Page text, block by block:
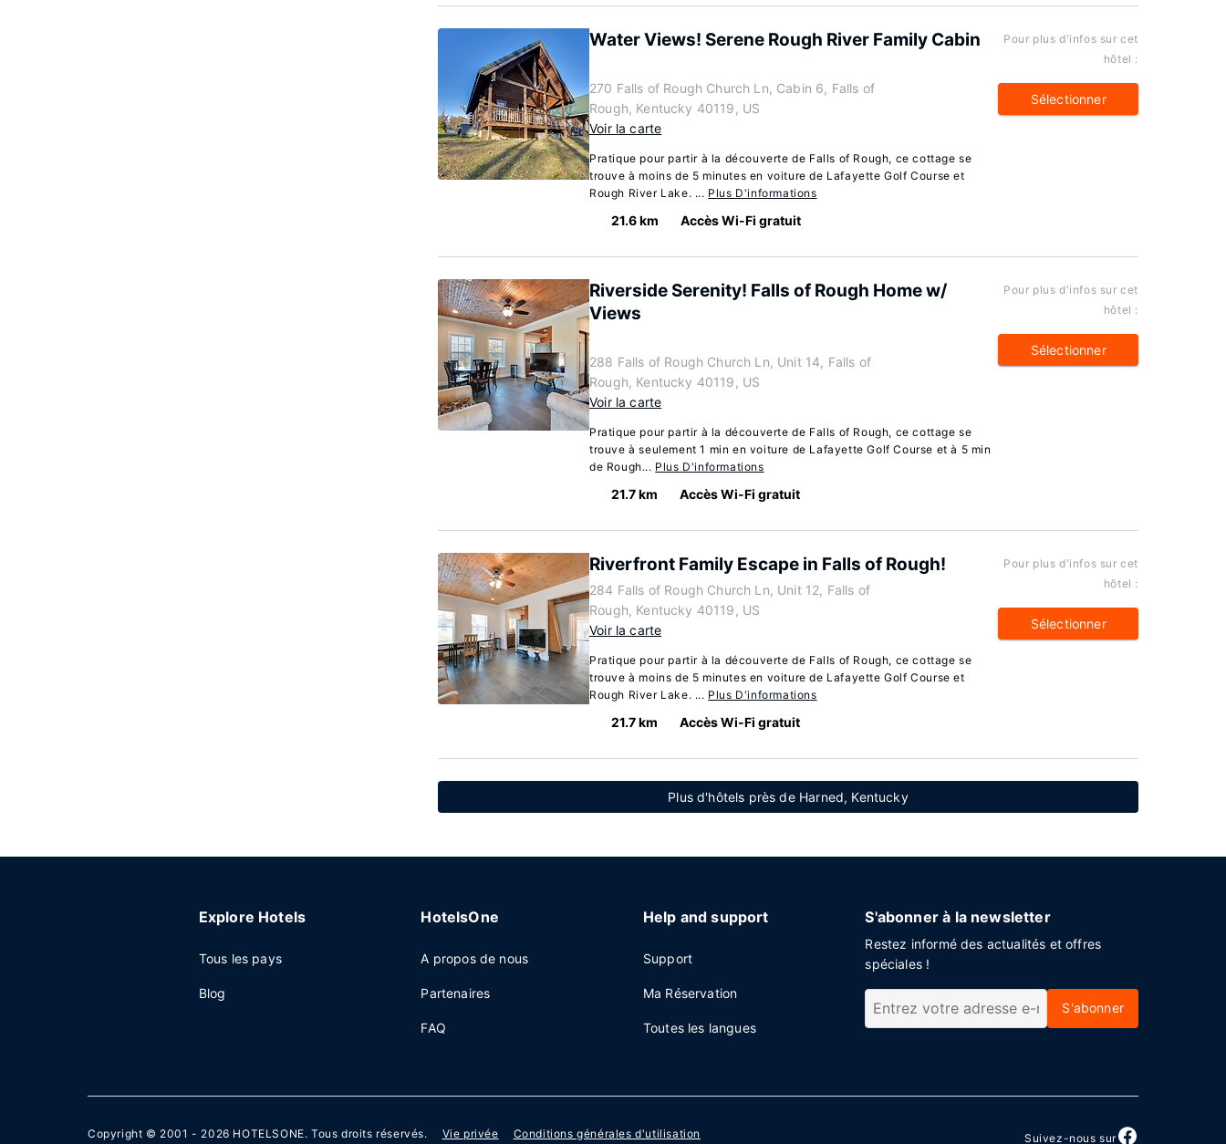
Water Views! Serene Rough River Family Cabin
270 Falls of Rough Church Ln, Cabin 6, Falls of
Rough, Kentucky 40119, US
Voir la carte
Pratique pour partir à la découverte de Falls of Rough, ce cottage se
trouve à moins de 5 minutes en voiture de Lafayette Golf Course et
Rough River Lake. ... Plus D'informations
21.6 km Accès Wi-Fi gratuit
Pour plus d'infos sur cet
hôtel :
Sélectionner
Riverside Serenity! Falls of Rough Home w/
Views
288 Falls of Rough Church Ln, Unit 14, Falls of
Rough, Kentucky 40119, US
Voir la carte
Pratique pour partir à la découverte de Falls of Rough, ce cottage se
trouve à seulement 1 min en voiture de Lafayette Golf Course et à 5 min
de Rough... Plus D'informations
21.7 km Accès Wi-Fi gratuit
Pour plus d'infos sur cet
hôtel :
Sélectionner
Riverfront Family Escape in Falls of Rough!
284 Falls of Rough Church Ln, Unit 12, Falls of
Rough, Kentucky 40119, US
Voir la carte
Pratique pour partir à la découverte de Falls of Rough, ce cottage se
trouve à moins de 5 minutes en voiture de Lafayette Golf Course et
Rough River Lake. ... Plus D'informations
21.7 km Accès Wi-Fi gratuit
Pour plus d'infos sur cet
hôtel :
Sélectionner
Plus d'hôtels près de Harned, Kentucky
Explore Hotels
Tous les pays
Blog
HotelsOne
A propos de nous
Partenaires
FAQ
Help and support
Support
Ma Réservation
Toutes les langues
S'abonner à la newsletter
Restez informé des actualités et offres
spéciales !
S'abonner
Copyright © 2001 - 2026 HOTELSONE. Tous droits réservés. Vie privée Conditions générales d'utilisation Suivez-nous sur